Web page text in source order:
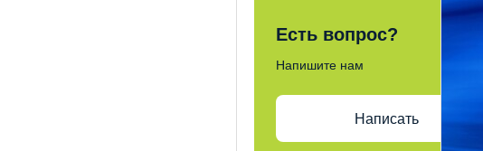
Есть вопрос?
Напишите нам
Написать